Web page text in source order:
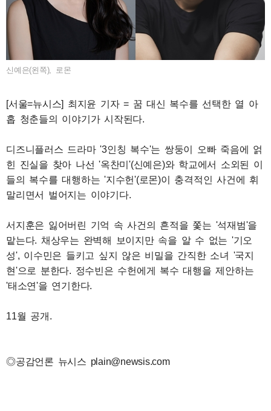
신예은(왼쪽), 로몬
[서울=뉴시스] 최지윤 기자 = 꿈 대신 복수를 선택한 열 아
홉 청춘들의 이야기가 시작된다.
디즈니플러스 드라마 '3인칭 복수'는 쌍둥이 오빠 죽음에 얽
힌 진실을 찾아 나선 '옥찬미'(신예은)와 학교에서 소외된 이
들의 복수를 대행하는 '지수헌'(로몬)이 충격적인 사건에 휘
말리면서 벌어지는 이야기다.
서지훈은 잃어버린 기억 속 사건의 흔적을 쫓는 '석재범'을
맡는다. 채상우는 완벽해 보이지만 속을 알 수 없는 '기오
성', 이수민은 들키고 싶지 않은 비밀을 간직한 소녀 '국지
현'으로 분한다. 정수빈은 수헌에게 복수 대행을 제안하는
'태소연'을 연기한다.
11월 공개.
◎공감언론 뉴시스 plain@newsis.com